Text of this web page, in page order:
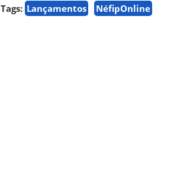
Tags: Lançamentos NéfipOnline